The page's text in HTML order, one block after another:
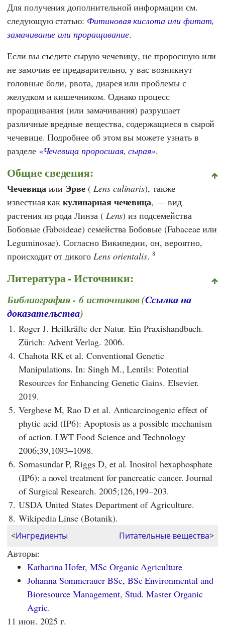
Для получения дополнительной информации см.
следующую статью: Фитиновая кислота или фитат,
замачивание или проращивание.
Если вы съедите сырую чечевицу, не проросшую или
не замочив ее предварительно, у вас возникнут
головные боли, рвота, диарея или проблемы с
желудком и кишечником. Однако процесс
проращивания (или замачивания) разрушает
различные вредные вещества, содержащиеся в сырой
чечевице. Подробнее об этом вы можете узнать в
разделе «Чечевица проросшая, сырая».
Общие сведения:
Чечевицаили Эрве ( Lens culinaris), также
известная каккулинарная чечевица, — вид
растения из рода Линза ( Lens) из подсемейства
Бобовые (Faboideae) семейства Бобовые (Fabaceae или
Leguminosae). Согласно Википедии, он, вероятно,
происходит от дикого Lens orientalis. 8
Литература - Источники:
Библиография - 6 источников (Ссылка на
доказательства)
1. Roger J. Heilkräfte der Natur. Ein Praxishandbuch.
Zürich: Advent Verlag. 2006.
4. Chahota RK et al. Conventional Genetic
Manipulations. In: Singh M., Lentils: Potential
Resources for Enhancing Genetic Gains. Elsevier.
2019.
5. Verghese M, Rao D et al. Anticarcinogenic effect of
phytic acid (IP6): Apoptosis as a possible mechanism
of action. LWT Food Science and Technology
2006;39,1093–1098.
6. Somasundar P, Riggs D, et al. Inositol hexaphosphate
(IP6): a novel treatment for pancreatic cancer. Journal
of Surgical Research. 2005;126,199–203.
7. USDA United States Department of Agriculture.
8. Wikipedia Linse (Botanik).
<Ингредиенты Питательные вещества>
Авторы:
Katharina Hofer, MSc Organic Agriculture
Johanna Sommerauer BSc, BSc Environmental and
Bioresource Management, Stud. Master Organic
Agric.
11 июн. 2025 г.